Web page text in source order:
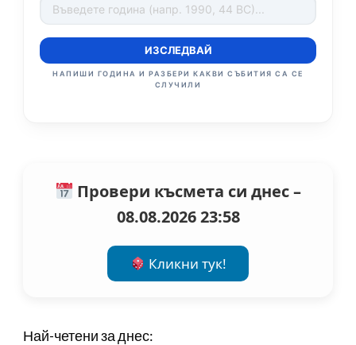
ИЗСЛЕДВАЙ
НАПИШИ ГОДИНА И РАЗБЕРИ КАКВИ СЪБИТИЯ СА СЕ
СЛУЧИЛИ
Провери късмета си днес –
08.08.2026 23:58
Кликни тук!
Най-четени за днес: